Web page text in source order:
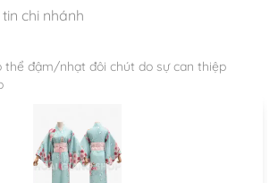
chi nhánh
thể đậm/nhạt đôi chút do sự can thiệp